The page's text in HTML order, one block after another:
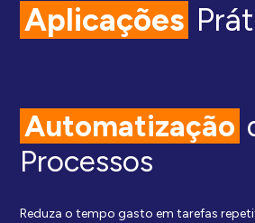
Aplicações
Automatização
Processos
Reduza o tempo gasto em tarefas